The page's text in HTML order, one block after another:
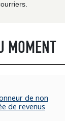
MOMENT
de non
de revenus